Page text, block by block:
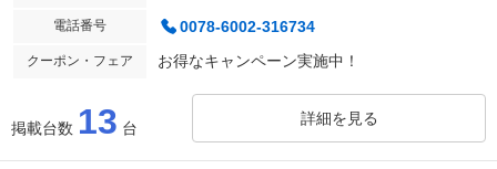
電話番号 0078-6002-316734
クーポン・フェア お得なキャンペーン実施中！
掲載台数 13 台
詳細を見る